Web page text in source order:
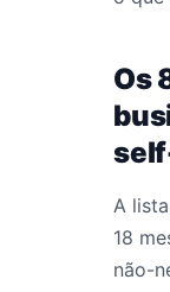
Os
A
18
não-